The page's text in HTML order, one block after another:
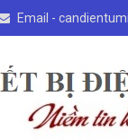
Email -